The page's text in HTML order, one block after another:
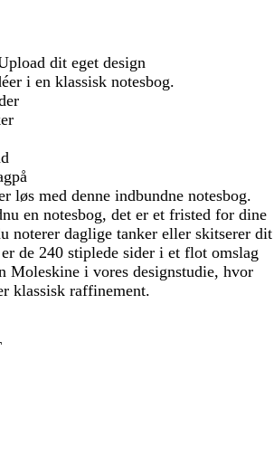
dit eget design
i en klassisk notesbog.
løs med denne indbundne notesbog.
en notesbog, det er et fristed for dine
noterer daglige tanker eller skitserer dit
de 240 stiplede sider i et flot omslag
Moleskine i vores designstudie, hvor
klassisk raffinement.